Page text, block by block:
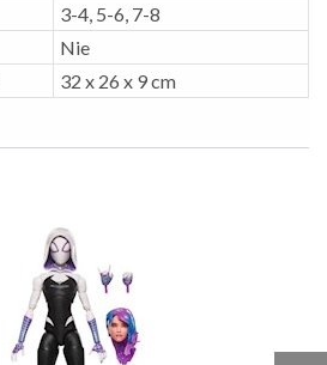
3-4, 5-6, 7-8
Nie
32 x 26 x 9 cm